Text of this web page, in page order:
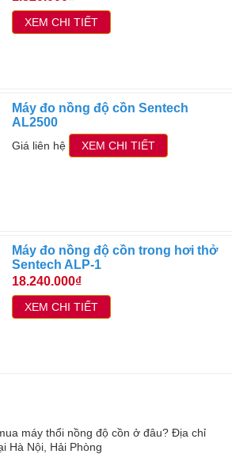
XEM CHI TIẾT
Máy đo nồng độ cồn Sentech
AL2500
Giá liên hệ XEM CHI TIẾT
Máy đo nồng độ cồn trong hơi thở
Sentech ALP-1
18.240.000₫
XEM CHI TIẾT
máy thổi nồng độ cồn ở đâu? Địa chỉ
Hà Nội, Hải Phòng